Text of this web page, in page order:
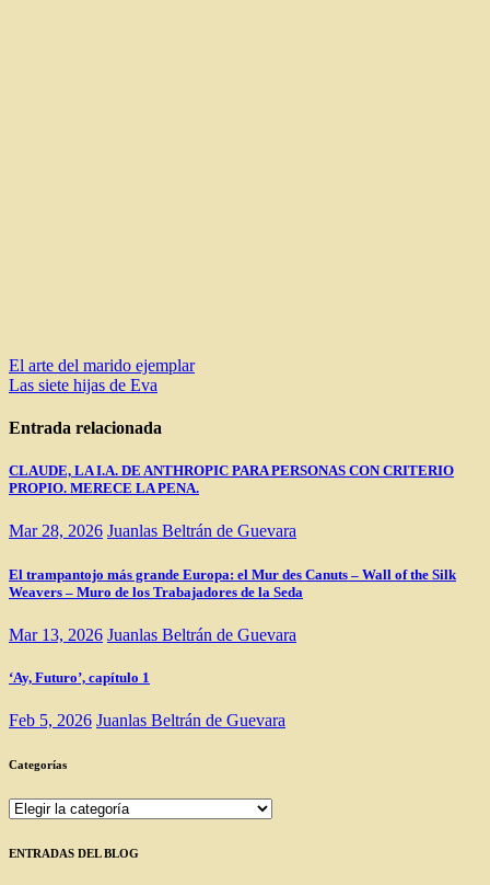
Navegación
de
entradas
El arte del marido ejemplar
Las siete hijas de Eva
Entrada relacionada
CLAUDE, LA I.A. DE ANTHROPIC PARA PERSONAS CON CRITERIO
PROPIO. MERECE LA PENA.
Mar 28, 2026 Juanlas Beltrán de Guevara
El trampantojo más grande Europa: el Mur des Canuts – Wall of the Silk
Weavers – Muro de los Trabajadores de la Seda
Mar 13, 2026 Juanlas Beltrán de Guevara
‘Ay, Futuro’, capítulo 1
Feb 5, 2026 Juanlas Beltrán de Guevara
Categorías
Categorías
ENTRADAS DEL BLOG